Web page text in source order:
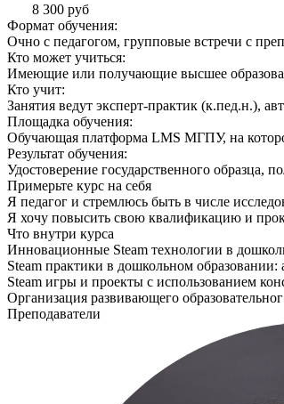
8 300 руб
Формат обучения:
Очно с педагогом, групповые встречи с
Кто может учиться:
Имеющие или получающие высшее
Кто учит:
Занятия ведут эксперт-практик (к.пед.н.),
Площадка обучения:
Обучающая платформа LMS МГПУ, на
Результат обучения:
Удостоверение государственного образца,
Примерьте курс на себя
Я педагог и стремлюсь быть в числе
Я хочу повысить свою квалификацию и
Что внутри курса
Инновационные Steam технологии в
Steam практики в дошкольном образовании:
Steam игры и проекты с использованием
Организация развивающего
Преподаватели